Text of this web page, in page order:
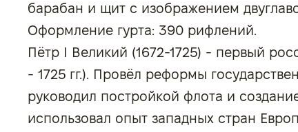
барабан и щит с изображением
Оформление гурта: 390 рифлений.
Пётр I Великий (1672-1725) - первый
- 1725 гг.). Провёл реформы
руководил постройкой флота и
использовал опыт западных стран